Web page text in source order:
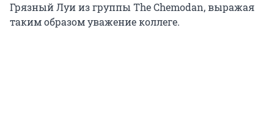
Грязный Луи из группы The Chemodan, выражая
таким образом уважение коллеге.